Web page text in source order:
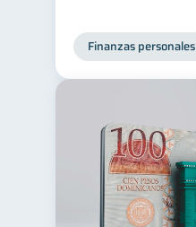
Finanzas personales